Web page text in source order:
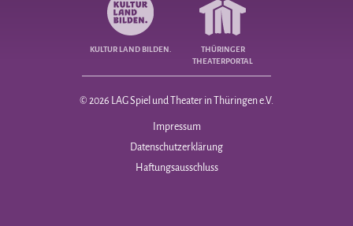
KULTUR LAND BILDEN.
THÜRINGER
THEATERPORTAL
© 2026 LAG Spiel und Theater in Thüringen e.V.
Navigation
überspringen
Impressum
Datenschutzerklärung
Haftungsausschluss